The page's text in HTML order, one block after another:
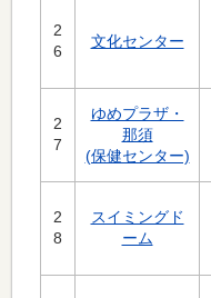
2
6
文化センター
2
7
ゆめプラザ・
那須
(保健センター)
2
8
スイミングド
ーム